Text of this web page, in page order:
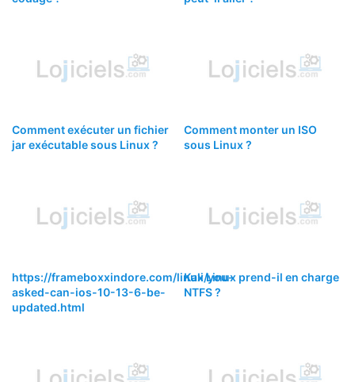
Comment exécuter un fichier
jar exécutable sous Linux ?
Comment monter un ISO
sous Linux ?
https://frameboxxindore.com/linux/you-
asked-can-ios-10-13-6-be-
updated.html
Kali Linux prend-il en charge
NTFS ?